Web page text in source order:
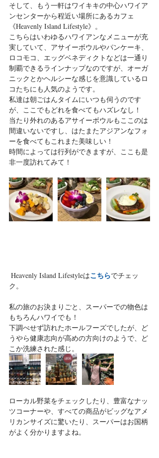
そして、もう一軒はワイキキの中心ハワイア
ンセンターから程近い場所にあるカフェ
《Heavenly Island Lifestyle》。
こちらはいわゆるハワイアンなメニューが充
実していて、アサイーボウルやパンケーキ、
ロコモコ、エッグベネディクトなどは一通り
制覇できるラインナップなのですが、オーガ
ニックとかヘルシーな感じを意識しているロ
コたちにも人気のようです。
私達は朝ごはんタイムにいつも伺うのです
が、ここでもどれを食べてもハズレなし！
当たり外れのあるアサイーボウルもここのは
間違いないですし、はたまたアジアンなフォ
ーを食べてもこれまた美味しい！
時間によっては行列ができますが、ここも是
非一度訪れてみて！
Heavenly Island Lifestyleはこちらでチェッ
ク。
私の旅のお決まりごと、スーパーでの物色は
もちろんハワイでも！
下調べせず訪れたホールフーズでしたが、ど
うやら健康志向が高めの方向けのようで、ど
こか洗練された感じ。
ローカル野菜をチェックしたり、豊富なナッ
ツコーナーや、すべての商品がビッグなアメ
リカンサイズに驚いたり、スーパーはお国柄
がよく分かりますよね。